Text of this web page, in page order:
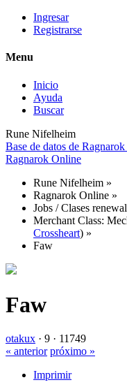
Ingresar
Registrarse
Menu
Inicio
Ayuda
Buscar
Rune Nifelheim
Base de datos de
Ragnarok Online
Rune Nifelheim »
Ragnarok Online »
Jobs / Clases renewal
Merchant Class:
Crossheart) »
Faw
Faw
otakux · 9 · 11749
« anterior próximo »
Imprimir